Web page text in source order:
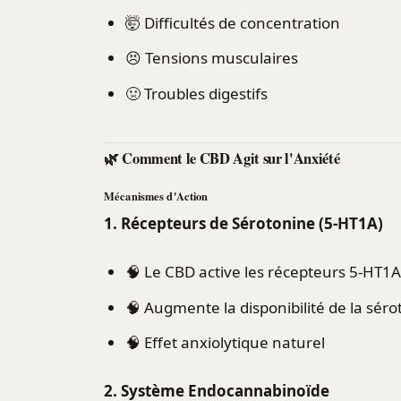
🤯 Difficultés de concentration
😣 Tensions musculaires
🤢 Troubles digestifs
🌿 Comment le CBD Agit sur l'Anxiété
Mécanismes d'Action
1. Récepteurs de Sérotonine (5-HT1A)
🧠 Le CBD active les récepteurs 5-HT1A
🧠 Augmente la disponibilité de la
🧠 Effet anxiolytique naturel
2. Système Endocannabinoïde